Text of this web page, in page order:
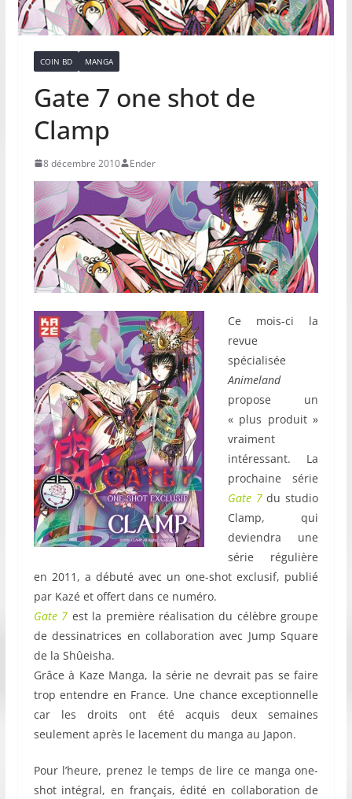
COIN BD MANGA
Gate 7 one shot de
Clamp
8 décembre 2010 Ender
Ce mois-ci la
revue
spécialisée
Animeland
propose un
« plus produit »
vraiment
intéressant. La
prochaine série
Gate 7du studio
Clamp, qui
deviendra une
série régulière
en 2011, a débuté avec un one-shot exclusif, publié
par Kazé et offert dans ce numéro.
Gate 7 est la première réalisation du célèbre groupe
de dessinatrices en collaboration avec Jump Square
de la Shûeisha.
Grâce à Kaze Manga, la série ne devrait pas se faire
trop entendre en France. Une chance exceptionnelle
car les droits ont été acquis deux semaines
seulement après le lacement du manga au Japon.
Pour l’heure, prenez le temps de lire ce manga one-
shot intégral, en français, édité en collaboration de